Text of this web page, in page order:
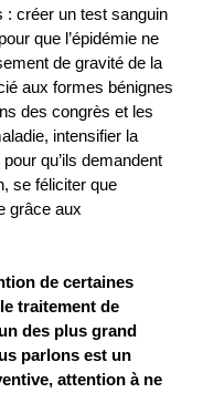
: créer un test sanguin
que l’épidémie ne
de gravité de la
aux formes bénignes
des congrès et les
intensifier la
qu’ils demandent
se féliciter que
grâce aux
de certaines
traitement de
des plus grand
parlons est un
attention à ne